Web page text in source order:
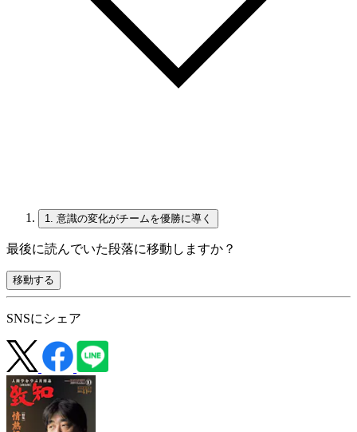
1. 意識の変化がチームを優勝に導く
最後に読んでいた段落に移動しますか？
移動する
SNSにシェア